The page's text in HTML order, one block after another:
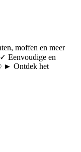
moffen en meer
Eenvoudige en
► Ontdek het